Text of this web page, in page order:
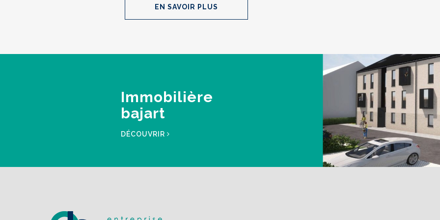
EN SAVOIR PLUS
Immobilière
bajart
DÉCOUVRIR